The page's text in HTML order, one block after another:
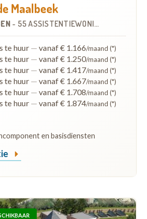
Maalbeek
- 55 ASSISTENTIEWONINGEN
te huur — vanaf € 1.166/maand (*)
te huur — vanaf € 1.250/maand (*)
te huur — vanaf € 1.417/maand (*)
te huur — vanaf € 1.667/maand (*)
te huur — vanaf € 1.708/maand (*)
te huur — vanaf € 1.874/maand (*)
en basisdiensten